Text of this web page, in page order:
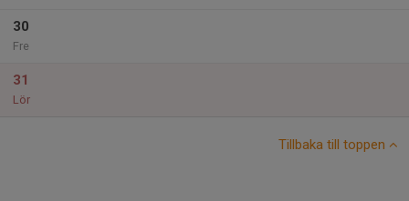
30
Fre
31
Lör
Tillbaka till toppen